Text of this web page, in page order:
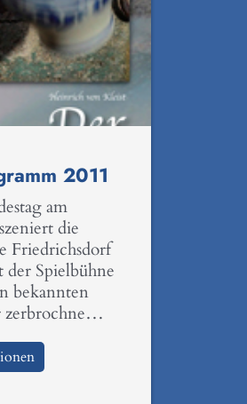
2011
am
die
Friedrichsdorf
der Spielbühne
bekannten
zerbrochne…